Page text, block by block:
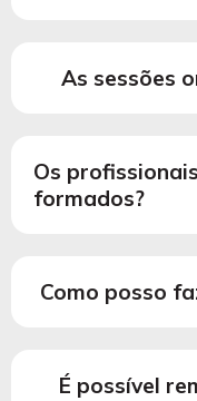
As sessões
Os
formados?
Como posso
É possível